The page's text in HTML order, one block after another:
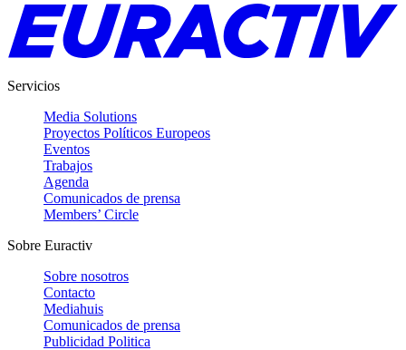
Servicios
Media Solutions
Proyectos Políticos Europeos
Eventos
Trabajos
Agenda
Comunicados de prensa
Members’ Circle
Sobre Euractiv
Sobre nosotros
Contacto
Mediahuis
Comunicados de prensa
Publicidad Politica